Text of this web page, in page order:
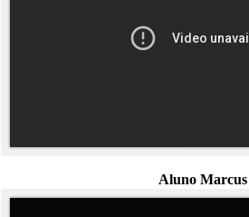
Aluno Marcus